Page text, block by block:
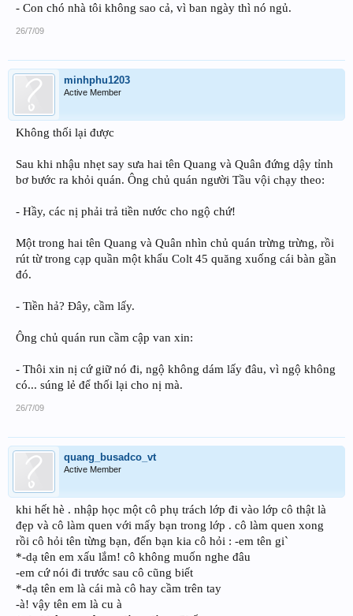
- Con chó nhà tôi không sao cả, vì ban ngày thì nó ngủ.
26/7/09
minhphu1203
Active Member
Không thối lại được
Sau khi nhậu nhẹt say sưa hai tên Quang và Quân đứng dậy tỉnh
bơ bước ra khỏi quán. Ông chủ quán người Tầu vội chạy theo:
- Hầy, các nị phải trả tiền nước cho ngộ chứ!
Một trong hai tên Quang và Quân nhìn chủ quán trừng trừng, rồi
rút từ trong cạp quần một khẩu Colt 45 quăng xuống cái bàn gần
đó.
- Tiền hả? Đây, cầm lấy.
Ông chủ quán run cầm cập van xin:
- Thôi xin nị cứ giữ nó đi, ngộ không dám lấy đâu, vì ngộ không
có... súng lẻ để thối lại cho nị mà.
26/7/09
quang_busadco_vt
Active Member
khi hết hè . nhập học một cô phụ trách lớp đi vào lớp cô thật là
đẹp và cô làm quen với mấy bạn trong lớp . cô làm quen xong
rồi cô hỏi tên từng bạn, đến bạn kia cô hỏi : -em tên gi`
*-dạ tên em xấu lắm! cô không muốn nghe đâu
-em cứ nói đi trước sau cô cũng biết
*-dạ tên em là cái mà cô hay cầm trên tay
-à! vậy tên em là cu à